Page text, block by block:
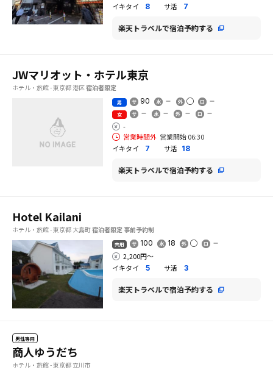
イキタイ
8 サ活 7
楽天トラベルで宿泊予約する
JWマリオット・ホテル東京
ホテル・旅館 - 東京都 港区宿泊者限定
男 90
女
-
営業時間外 営業開始 06:30
イキタイ
7 サ活 18
楽天トラベルで宿泊予約する
Hotel Kailani
ホテル・旅館 - 東京都 大島町宿泊者限定 事前予約制
共用 100 18
2,200円〜
イキタイ
5 サ活 3
楽天トラベルで宿泊予約する
男性専用
商人ゆうだち
ホテル・旅館 - 東京都 立川市